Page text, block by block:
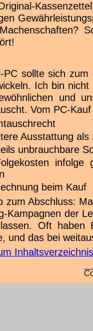
PC sollte sich
Ich bin
und
Vom PC-
Ausstattung als
unbrauchbare
infolge
beim Kauf
zum Abschluss:
Kampagnen der
Oft haben
und das bei
Inhaltsverzeichnis